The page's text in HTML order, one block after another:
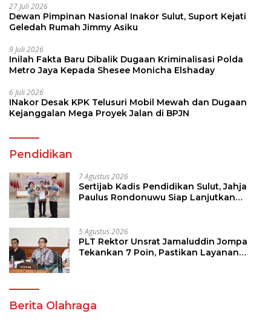
27 Juli 2026
Dewan Pimpinan Nasional Inakor Sulut, Suport Kejati
Geledah Rumah Jimmy Asiku
9 Juli 2026
Inilah Fakta Baru Dibalik Dugaan Kriminalisasi Polda
Metro Jaya Kepada Shesee Monicha Elshaday
6 Juli 2026
INakor Desak KPK Telusuri Mobil Mewah dan Dugaan
Kejanggalan Mega Proyek Jalan di BPJN
Pendidikan
7 Agustus 2026
Sertijab Kadis Pendidikan Sulut, Jahja
Paulus Rondonuwu Siap Lanjutkan
5 Agustus 2026
PLT Rektor Unsrat Jamaluddin Jompa
Tekankan 7 Poin, Pastikan Layanan
Berita Olahraga